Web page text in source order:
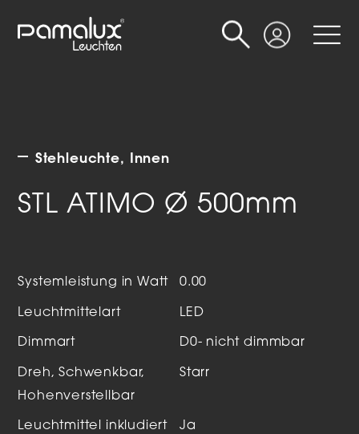
Login
Suche
Stehleuchte Innen
STL ATIMO Ø 500mm
Systemleistung in Watt 0.00
Leuchtmittelart LED
Dimmart D0- nicht dimmbar
Dreh, Schwenkbar,
Hohenverstellbar
Starr
Leuchtmittel inkludiert Ja